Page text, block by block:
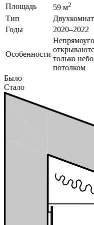
Площадь 59 м2
Тип
Годы
2020–2022
Особенности
только
потолком
Было
Стало